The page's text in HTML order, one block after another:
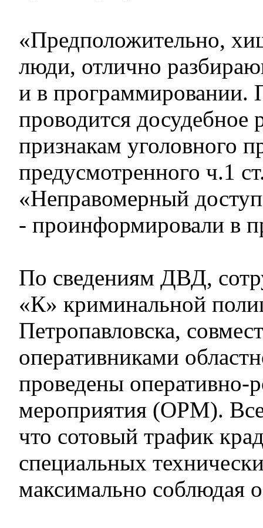
«Предположительно,
люди, отлично
и в программировании.
проводится досудебное
признакам уголовного
предусмотренного ч.1
«Неправомерный
- проинформировали в
По сведениям ДВД,
«К» криминальной
Петропавловска,
оперативниками
проведены оперативно-
мероприятия (ОРМ). Все
что сотовый трафик
специальных
максимально соблюдая